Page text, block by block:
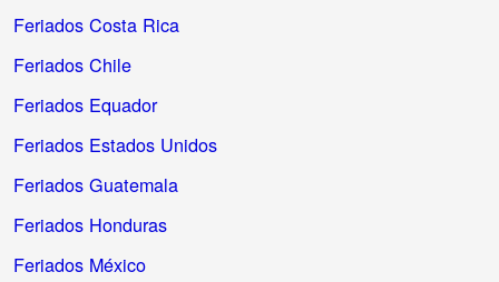
Feriados Costa Rica
Feriados Chile
Feriados Equador
Feriados Estados Unidos
Feriados Guatemala
Feriados Honduras
Feriados México